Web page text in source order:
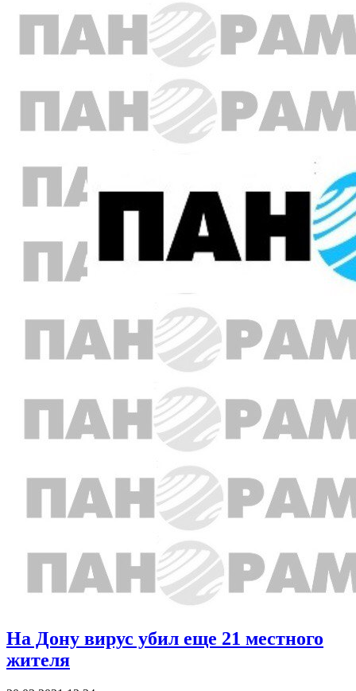
На Дону вирус убил еще 21 местного
жителя